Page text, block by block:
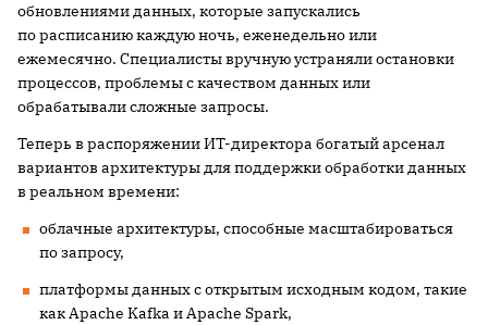
обновлениями данных, которые запускались
по расписанию каждую ночь, еженедельно или
ежемесячно. Специалисты вручную устраняли остановки
процессов, проблемы с качеством данных или
обрабатывали сложные запросы.
Теперь в распоряжении ИТ-директора богатый арсенал
вариантов архитектуры для поддержки обработки данных
в реальном времени:
облачные архитектуры, способные масштабироваться
по запросу,
платформы данных с открытым исходным кодом, такие
как Apache Kafka и Apache Spark,